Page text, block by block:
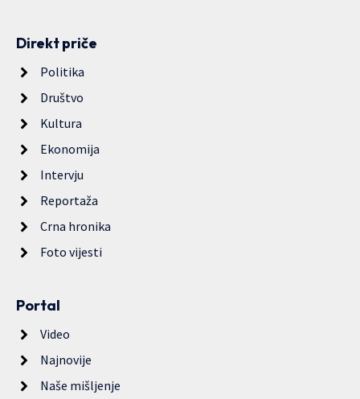
Direkt priče
Politika
Društvo
Kultura
Ekonomija
Intervju
Reportaža
Crna hronika
Foto vijesti
Portal
Video
Najnovije
Naše mišljenje